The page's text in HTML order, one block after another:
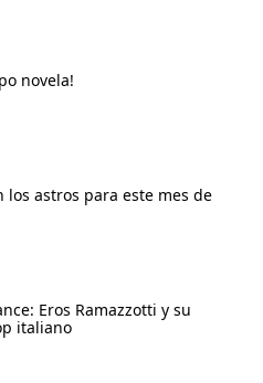
novela!
los astros para este mes de
Eros Ramazzotti y su
italiano